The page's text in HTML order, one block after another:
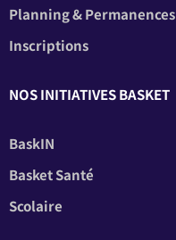
Planning & Permanences
Inscriptions
NOS INITIATIVES BASKET
BaskIN
Basket Santé
Scolaire